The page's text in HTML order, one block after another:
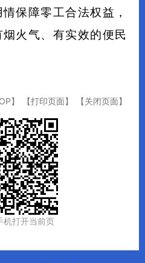
保障零工合法权益，
火气、有实效的便民
】 【打印页面】 【关闭页面】
机打开当前页